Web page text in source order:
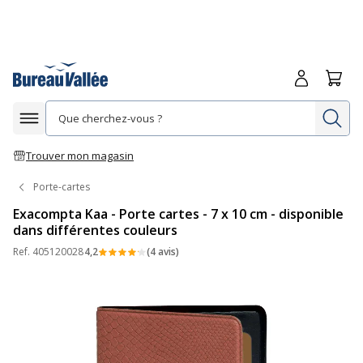
Afficher la navigation
Trouver mon magasin
Me
Porte-cartes
Exacompta Kaa - Porte cartes - 7 x 10 cm - disponible
dans différentes couleurs
Ref. 4051200284,2 (4 avis)